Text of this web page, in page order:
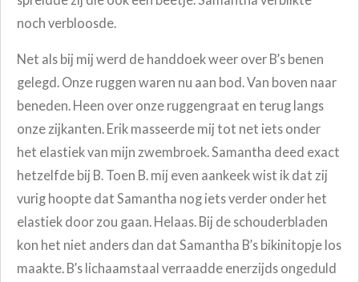
noch verbloosde.
Net als bij mij werd de handdoek weer over B’s benen
gelegd. Onze ruggen waren nu aan bod. Van boven naar
beneden. Heen over onze ruggengraat en terug langs
onze zijkanten. Erik masseerde mij tot net iets onder
het elastiek van mijn zwembroek. Samantha deed exact
hetzelfde bij B. Toen B. mij even aankeek wist ik dat zij
vurig hoopte dat Samantha nog iets verder onder het
elastiek door zou gaan. Helaas. Bij de schouderbladen
kon het niet anders dan dat Samantha B’s bikinitopje los
maakte. B’s lichaamstaal verraadde enerzijds ongeduld